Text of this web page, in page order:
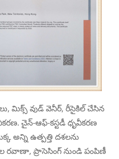
మిక్స్ వుడ్ వెనీర్, రీసైకిల్ చేసిన
చైన్-ఆఫ్-కస్టడీ ధృవీకరణ
అన్ని ఉత్పత్తి దశలను
రవాణా, ప్రాసెసింగ్ నుండి పంపిణీ